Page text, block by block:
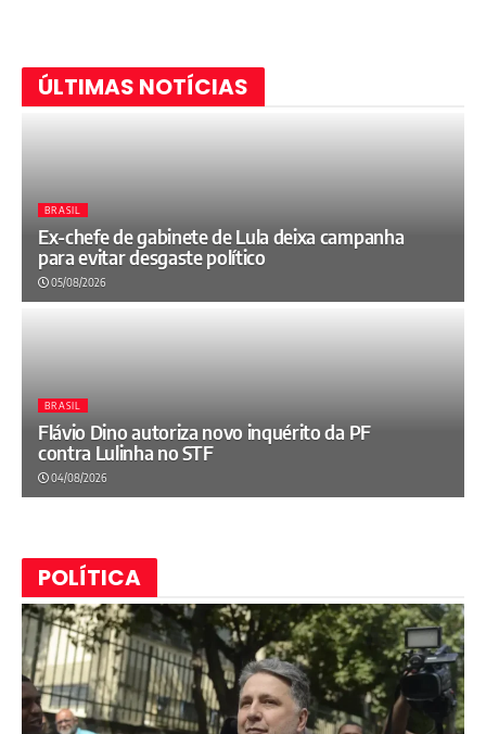
ÚLTIMAS NOTÍCIAS
BRASIL
Ex-chefe de gabinete de Lula deixa campanha
para evitar desgaste político
05/08/2026
BRASIL
Flávio Dino autoriza novo inquérito da PF
contra Lulinha no STF
04/08/2026
POLÍTICA